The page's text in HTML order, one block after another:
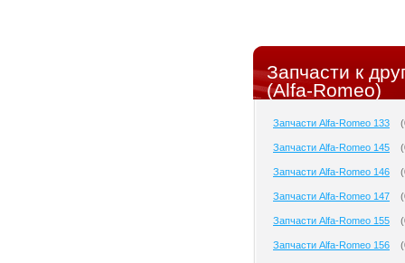
Запчасти к
(Alfa-Romeo)
Запчасти Alfa-Romeo 133 (
Запчасти Alfa-Romeo 145 (
Запчасти Alfa-Romeo 146 (
Запчасти Alfa-Romeo 147 (
Запчасти Alfa-Romeo 155 (
Запчасти Alfa-Romeo 156 (